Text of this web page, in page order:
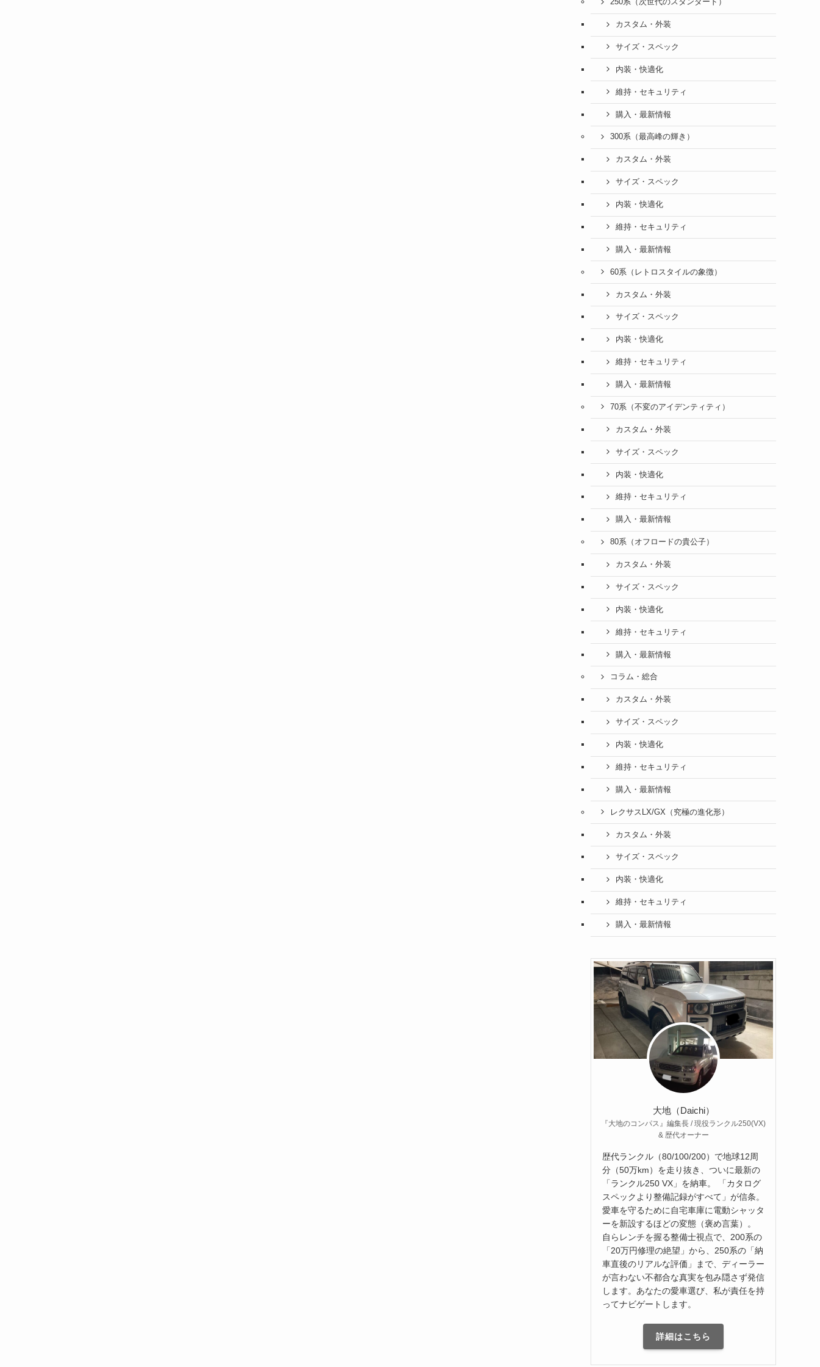
250系（次世代のスタンダード）
カスタム・外装
サイズ・スペック
内装・快適化
維持・セキュリティ
購入・最新情報
300系（最高峰の輝き）
カスタム・外装
サイズ・スペック
内装・快適化
維持・セキュリティ
購入・最新情報
60系（レトロスタイルの象徴）
カスタム・外装
サイズ・スペック
内装・快適化
維持・セキュリティ
購入・最新情報
70系（不変のアイデンティティ）
カスタム・外装
サイズ・スペック
内装・快適化
維持・セキュリティ
購入・最新情報
80系（オフロードの貴公子）
カスタム・外装
サイズ・スペック
内装・快適化
維持・セキュリティ
購入・最新情報
コラム・総合
カスタム・外装
サイズ・スペック
内装・快適化
維持・セキュリティ
購入・最新情報
レクサスLX/GX（究極の進化形）
カスタム・外装
サイズ・スペック
内装・快適化
維持・セキュリティ
購入・最新情報
大地（Daichi）
『大地のコンパス』編集長 / 現役ランクル250(VX)
& 歴代オーナー
歴代ランクル（80/100/200）で地球12周
分（50万km）を走り抜き、ついに最新の
「ランクル250 VX」を納車。 「カタログ
スペックより整備記録がすべて」が信条。
愛車を守るために自宅車庫に電動シャッタ
ーを新設するほどの変態（褒め言葉）。
自らレンチを握る整備士視点で、200系の
「20万円修理の絶望」から、250系の「納
車直後のリアルな評価」まで、ディーラー
が言わない不都合な真実を包み隠さず発信
します。あなたの愛車選び、私が責任を持
ってナビゲートします。
詳細はこちら